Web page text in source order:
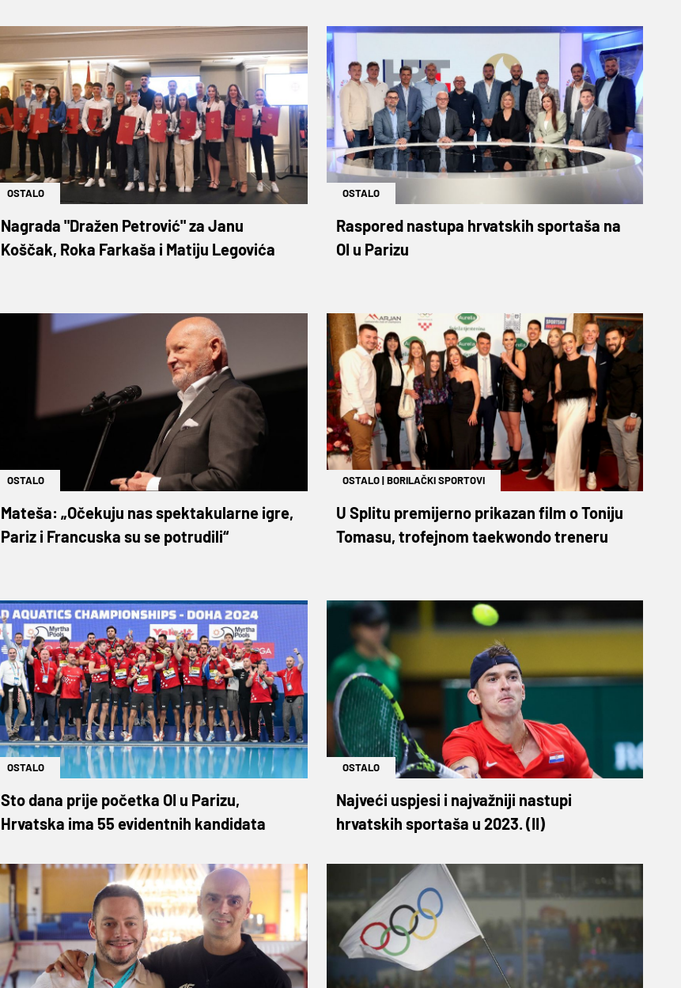
OSTALO
Nagrada "Dražen Petrović" za Janu
Koščak, Roka Farkaša i Matiju Legovića
OSTALO
Raspored nastupa hrvatskih sportaša na
OI u Parizu
OSTALO
Mateša: „Očekuju nas spektakularne igre,
Pariz i Francuska su se potrudili“
OSTALO|BORILAČKI SPORTOVI
U Splitu premijerno prikazan film o Toniju
Tomasu, trofejnom taekwondo treneru
OSTALO
Sto dana prije početka OI u Parizu,
Hrvatska ima 55 evidentnih kandidata
OSTALO
Najveći uspjesi i najvažniji nastupi
hrvatskih sportaša u 2023. (II)